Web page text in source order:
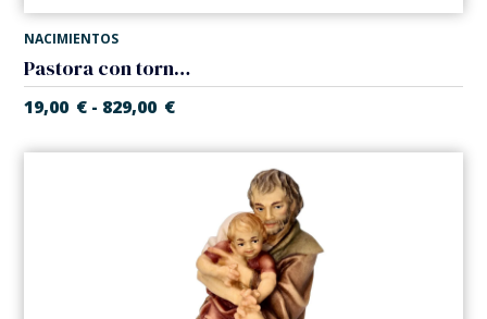
NACIMIENTOS
Pastora con torno de hilar (Belen Casales)
19,00 € - 829,00 €